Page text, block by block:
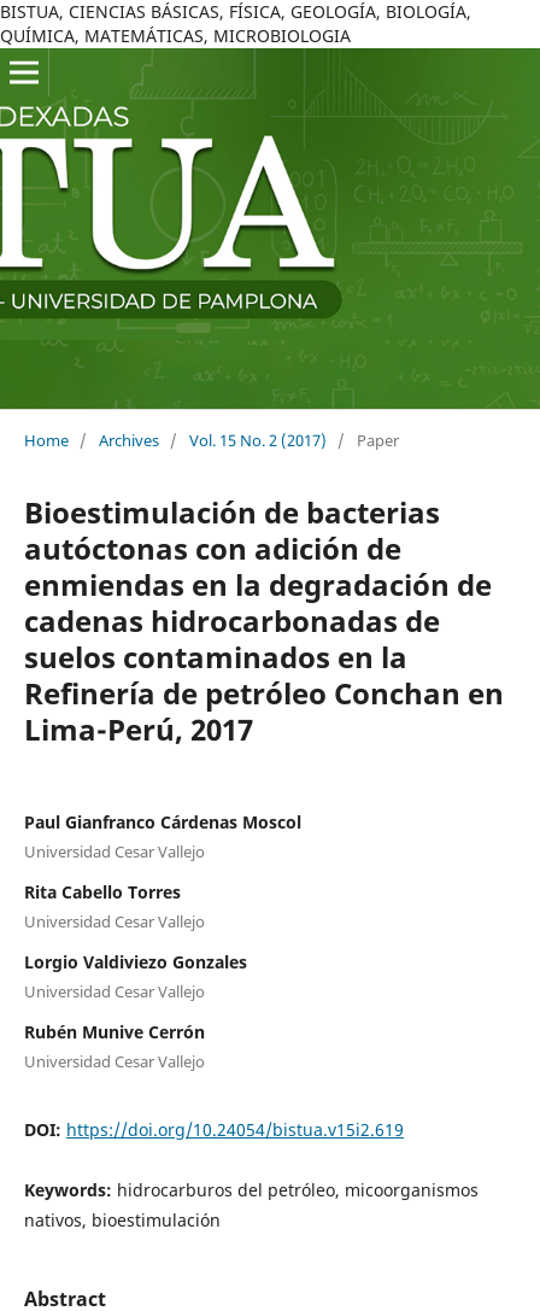
BISTUA, CIENCIAS BÁSICAS, FÍSICA, GEOLOGÍA, BIOLOGÍA,
QUÍMICA, MATEMÁTICAS, MICROBIOLOGIA
Home / Archives / Vol. 15 No. 2 (2017) / Paper
Bioestimulación de bacterias
autóctonas con adición de
enmiendas en la degradación de
cadenas hidrocarbonadas de
suelos contaminados en la
Refinería de petróleo Conchan en
Lima-Perú, 2017
Paul Gianfranco Cárdenas Moscol
Universidad Cesar Vallejo
Rita Cabello Torres
Universidad Cesar Vallejo
Lorgio Valdiviezo Gonzales
Universidad Cesar Vallejo
Rubén Munive Cerrón
Universidad Cesar Vallejo
DOI: https://doi.org/10.24054/bistua.v15i2.619
Keywords: hidrocarburos del petróleo, micoorganismos
nativos, bioestimulación
Abstract